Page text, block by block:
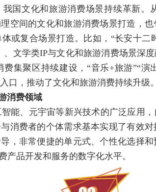
国文化和旅游消费场景持续革新
空间的文化和旅游消费场景打造，
或复合场景打造。比如，“长安十二
、文学类IP与文化和旅游消费场景深
集聚区持续建设，“音乐+旅游”“演
口，推动了文化和旅游消费持续升级。
消费领域
能、元宇宙等新兴技术的广泛应用
消费者的个体需求基本实现了有效
，非常便捷的单元式、个性化选择
产品开发和服务的数字化水平。